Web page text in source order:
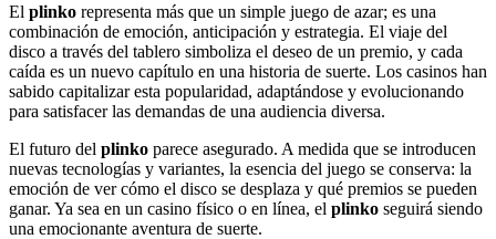
El plinko representa más que un simple juego de azar; es una
combinación de emoción, anticipación y estrategia. El viaje del
disco a través del tablero simboliza el deseo de un premio, y cada
caída es un nuevo capítulo en una historia de suerte. Los casinos han
sabido capitalizar esta popularidad, adaptándose y evolucionando
para satisfacer las demandas de una audiencia diversa.
El futuro del plinko parece asegurado. A medida que se introducen
nuevas tecnologías y variantes, la esencia del juego se conserva: la
emoción de ver cómo el disco se desplaza y qué premios se pueden
ganar. Ya sea en un casino físico o en línea, el plinko seguirá siendo
una emocionante aventura de suerte.